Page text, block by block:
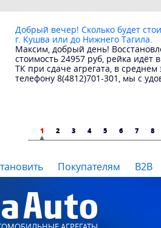
Добрый вечер! Сколько будет
г. Кушва или до Нижнего Тагила.
Максим, добрый день!
стоимость 24957 руб, рейка
ТК при сдаче агрегата, в
телефону 8(4812)701-301, мы с
1 2 3 4 5 6 7 8
Покупателям B2B